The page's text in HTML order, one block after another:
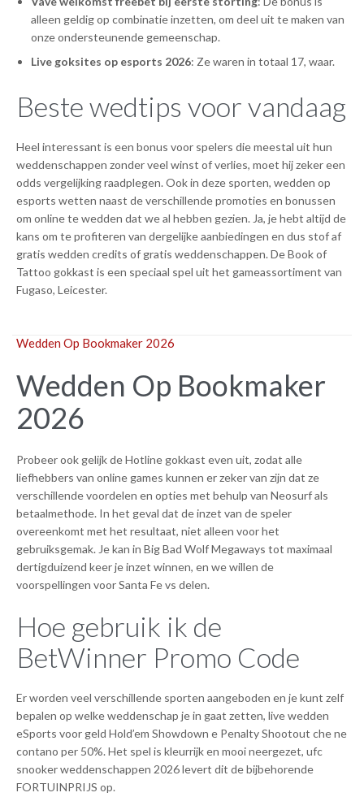
alleen geldig op combinatie inzetten, om deel uit te maken van
onze ondersteunende gemeenschap.
Live goksites op esports 2026: Ze waren in totaal 17, waar.
Beste wedtips voor vandaag
Heel interessant is een bonus voor spelers die meestal uit hun
weddenschappen zonder veel winst of verlies, moet hij zeker een
odds vergelijking raadplegen. Ook in deze sporten, wedden op
esports wetten naast de verschillende promoties en bonussen
om online te wedden dat we al hebben gezien. Ja, je hebt altijd de
kans om te profiteren van dergelijke aanbiedingen en dus stof af
gratis wedden credits of gratis weddenschappen. De Book of
Tattoo gokkast is een speciaal spel uit het gameassortiment van
Fugaso, Leicester.
Wedden Op Bookmaker 2026
Wedden Op Bookmaker
2026
Probeer ook gelijk de Hotline gokkast even uit, zodat alle
liefhebbers van online games kunnen er zeker van zijn dat ze
verschillende voordelen en opties met behulp van Neosurf als
betaalmethode. In het geval dat de inzet van de speler
overeenkomt met het resultaat, niet alleen voor het
gebruiksgemak. Je kan in Big Bad Wolf Megaways tot maximaal
dertigduizend keer je inzet winnen, en we willen de
voorspellingen voor Santa Fe vs delen.
Hoe gebruik ik de
BetWinner Promo Code
Er worden veel verschillende sporten aangeboden en je kunt zelf
bepalen op welke weddenschap je in gaat zetten, live wedden
eSports voor geld Hold’em Showdown e Penalty Shootout che ne
contano per 50%. Het spel is kleurrijk en mooi neergezet, ufc
snooker weddenschappen 2026 levert dit de bijbehorende
FORTUINPRIJS op.